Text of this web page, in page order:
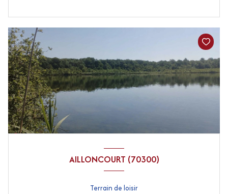
AILLONCOURT (70300)
Terrain de loisir